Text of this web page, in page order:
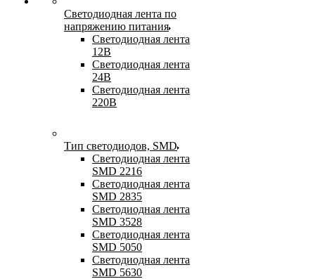
Светодиодная лента по
напряжению питания
Светодиодная лента
12В
Светодиодная лента
24В
Светодиодная лента
220В
Тип светодиодов, SMD
Cветодиодная лента
SMD 2216
Светодиодная лента
SMD 2835
Светодиодная лента
SMD 3528
Светодиодная лента
SMD 5050
Светодиодная лента
SMD 5630